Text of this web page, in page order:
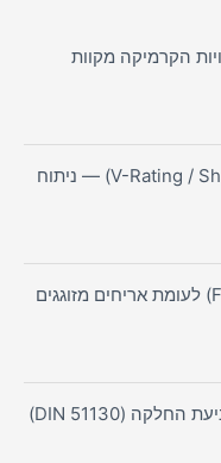
שחנויות הקרמיקה מקוות
מדד השונות הוויזואלית (V-Rating / Shade Variation) — ניתוח
אריחי גוף מלא (Full Body / Tuttomasa) לעומת אריחים מזוגגים
מדע החיכוך: המדריך ההנדסי לתקני מניעת החלקה (DIN 51130)